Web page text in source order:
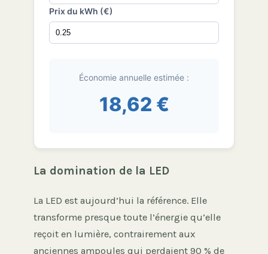
Prix du kWh (€)
Économie annuelle estimée :
18,62 €
La domination de la LED
La LED est aujourd’hui la référence. Elle
transforme presque toute l’énergie qu’elle
reçoit en lumière, contrairement aux
anciennes ampoules qui perdaient 90 % de